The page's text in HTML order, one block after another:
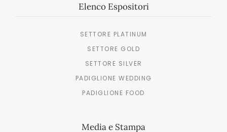
Elenco Espositori
SETTORE PLATINUM
SETTORE GOLD
SETTORE SILVER
PADIGLIONE WEDDING
PADIGLIONE FOOD
Media e Stampa